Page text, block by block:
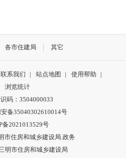
各市住建局 其它
联系我们 | 站点地图 | 使用帮助
|
浏览统计
码：3504000033
备35040302610014号
备2021013529号
市住房和城乡建设局.政务
明市住房和城乡建设局